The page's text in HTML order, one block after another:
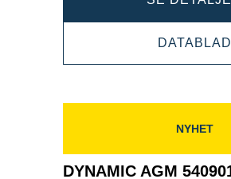
DATABLAD
NYHET
DYNAMIC AGM